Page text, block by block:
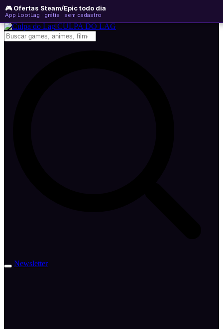
🎮 Ofertas Steam/Epic todo dia
App LootLag · grátis · sem cadastro
quinta-feira, 06 de agosto de 2026
Newsletter
CULPA DO LAG
Newsletter